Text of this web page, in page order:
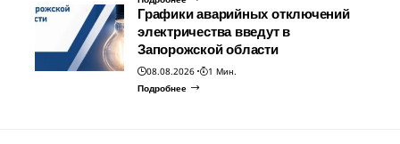
Графики аварийных отключений
электричества введут в
Запорожской области
08.08.2026
1 Мин.
Подробнее